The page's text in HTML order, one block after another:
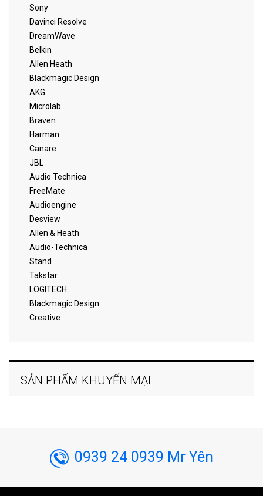
Sony
Davinci Resolve
DreamWave
Belkin
Allen Heath
Blackmagic Design
AKG
Microlab
Braven
Harman
Canare
JBL
Audio Technica
FreeMate
Audioengine
Desview
Allen & Heath
Audio-Technica
Stand
Takstar
LOGITECH
Blackmagic Design
Creative
SẢN PHẨM KHUYẾN MẠI
0939 24 0939 Mr Yên